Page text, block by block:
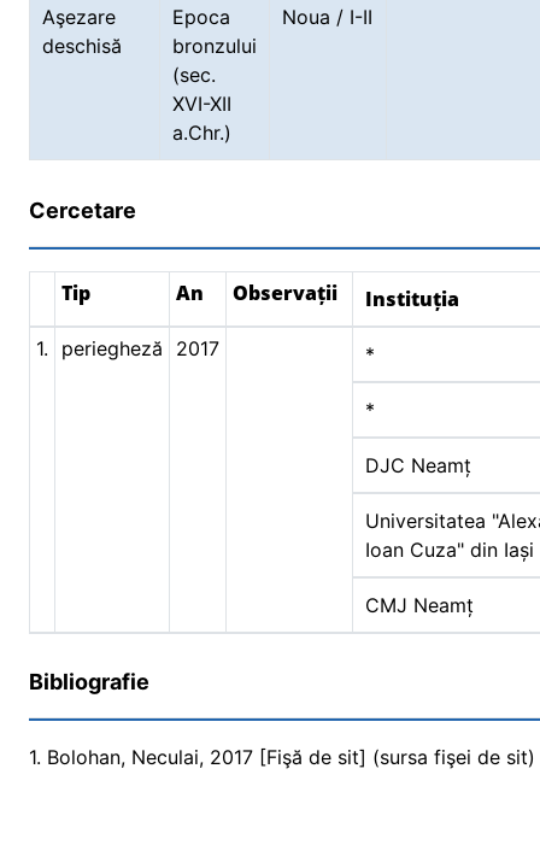
Aşezare
deschisă
Epoca
bronzului
(sec.
XVI-XII
a.Chr.)
Noua / I-II
Cercetare
Tip An Observații Instituția
1. periegheză 2017 *
*
DJC Neamț
Universitatea
Ioan Cuza" din Iași
CMJ Neamț
Bibliografie
1. Bolohan, Neculai, 2017 [Fişă de sit] (sursa fişei de sit)